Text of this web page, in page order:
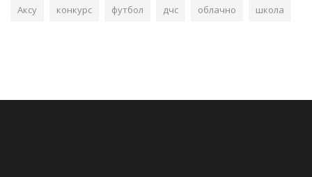
Аксу конкурс футбол дчс облачно школа